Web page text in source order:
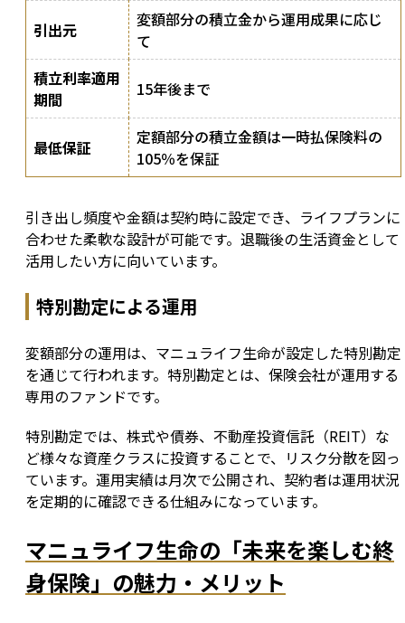
引出元
変額部分の積立金から運用成果に応じ
て
積立利率適用
期間
15年後まで
最低保証
定額部分の積立金額は一時払保険料の
105％を保証
引き出し頻度や金額は契約時に設定でき、ライフプランに
合わせた柔軟な設計が可能です。退職後の生活資金として
活用したい方に向いています。
特別勘定による運用
変額部分の運用は、マニュライフ生命が設定した特別勘定
を通じて行われます。特別勘定とは、保険会社が運用する
専用のファンドです。
特別勘定では、株式や債券、不動産投資信託（REIT）な
ど様々な資産クラスに投資することで、リスク分散を図っ
ています。運用実績は月次で公開され、契約者は運用状況
を定期的に確認できる仕組みになっています。
マニュライフ生命の「未来を楽しむ終
身保険」の魅力・メリット